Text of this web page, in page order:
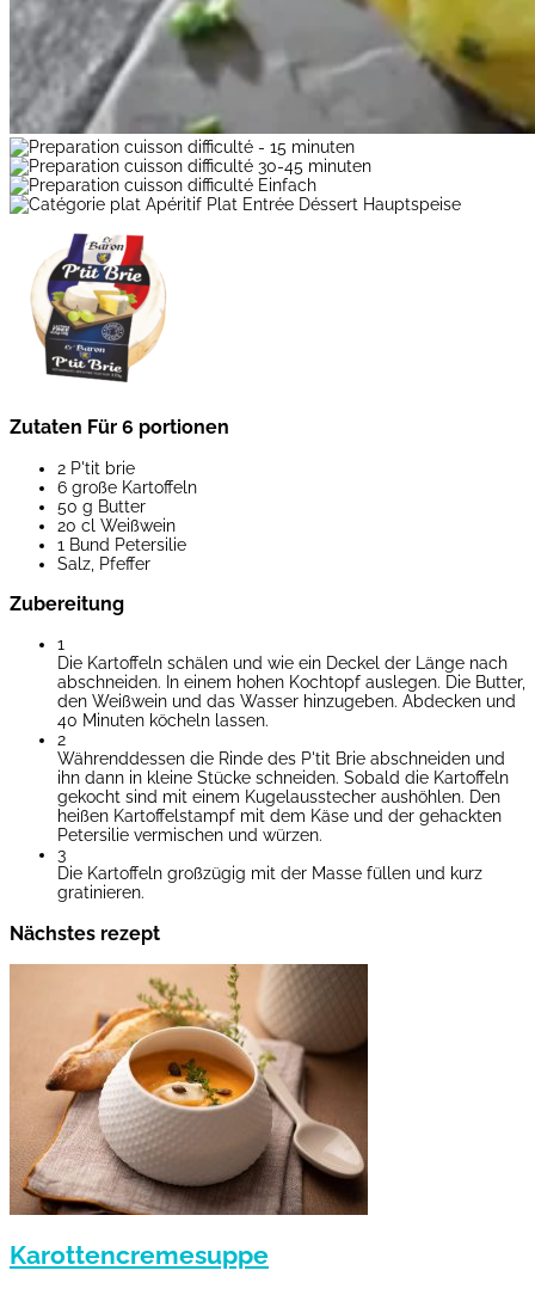
- 15 minuten
30-45 minuten
Einfach
Hauptspeise
Zutaten Für 6 portionen
2 P'tit brie
6 große Kartoffeln
50 g Butter
20 cl Weißwein
1 Bund Petersilie
Salz, Pfeffer
Zubereitung
1
Die Kartoffeln schälen und wie ein Deckel der Länge nach
abschneiden. In einem hohen Kochtopf auslegen. Die Butter,
den Weißwein und das Wasser hinzugeben. Abdecken und
40 Minuten köcheln lassen.
2
Währenddessen die Rinde des P'tit Brie abschneiden und
ihn dann in kleine Stücke schneiden. Sobald die Kartoffeln
gekocht sind mit einem Kugelausstecher aushöhlen. Den
heißen Kartoffelstampf mit dem Käse und der gehackten
Petersilie vermischen und würzen.
3
Die Kartoffeln großzügig mit der Masse füllen und kurz
gratinieren.
Nächstes rezept
Karottencremesuppe